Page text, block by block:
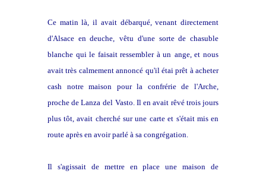
Ce matin là, il avait débarqué, venant directement
d'Alsace en deuche,
vêtu d'une sorte de chasuble
blanche qui le faisait ressembler à un ange, et nous
avait très calmement annoncé qu'il étai prêt à acheter
cash notre maison pour la confrérie de l'Arche,
proche de Lanza del Vasto. Il en avait rêvé trois jours
plus tôt, avait cherché sur une carte et s'était mis en
route après en avoir parlé à sa congrégation.
Il s'agissait de mettre en place une maison de